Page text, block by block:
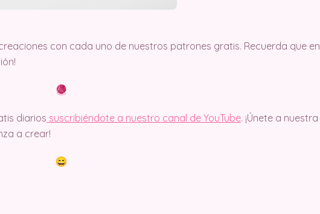
con cada uno de nuestros patrones gratis. Recuerda que en
diarios suscribiéndote a nuestro canal de YouTube. ¡Únete a nuestra
a crear!